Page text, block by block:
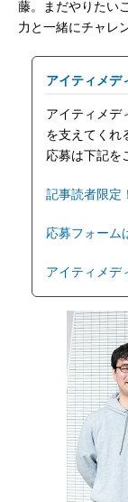
藤。まだやりたい
力と一緒にチャレ
アイティメデ
アイティメデ
を支えてくれ
応募は下記を
記事読者限定
応募フォーム
アイティメデ